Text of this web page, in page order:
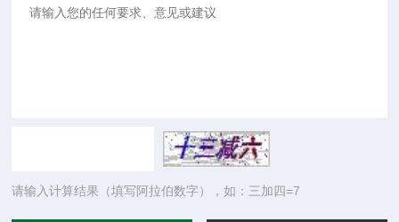
请输入计算结果（填写阿拉伯数字），如：三加四=7